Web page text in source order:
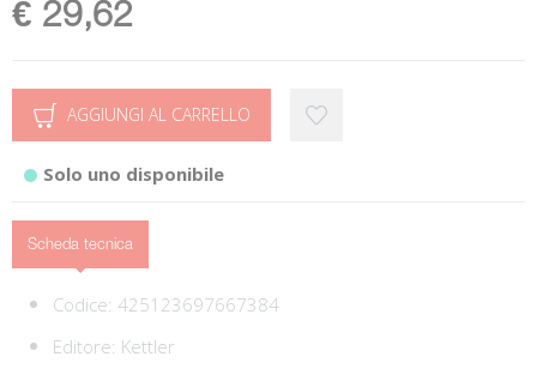
€ 29,62
AGGIUNGI AL CARRELLO
Solo uno disponibile
Scheda tecnica
Codice: 425123697667384
Editore: Kettler